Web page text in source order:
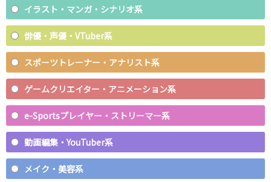
イラスト・マンガ・シナリオ系
俳優・声優・VTuber系
スポーツトレーナー・アナリスト系
ゲームクリエイター・アニメーション系
e-Sportsプレイヤー・ストリーマー系
動画編集・YouTuber系
メイク・美容系